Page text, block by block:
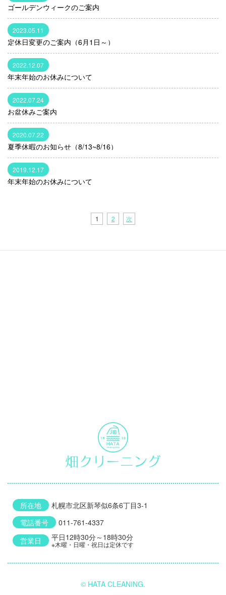
ゴールデンウィークのご案内
2023.05.11
定休日変更のご案内（6月1日～）
2022.12.07
年末年始のお休みについて
2022.07.24
お盆休みご案内
2020.07.22
夏季休暇のお知らせ（8/13~8/16）
2019.12.17
年末年始のお休みについて
1 2 次
所在地
札幌市北区新琴似6条6丁目3-1
電話番号
011-761-4337
営業日
平日12時30分～18時30分
※木曜・日曜・祝日は定休です
© HATA CLEANING.